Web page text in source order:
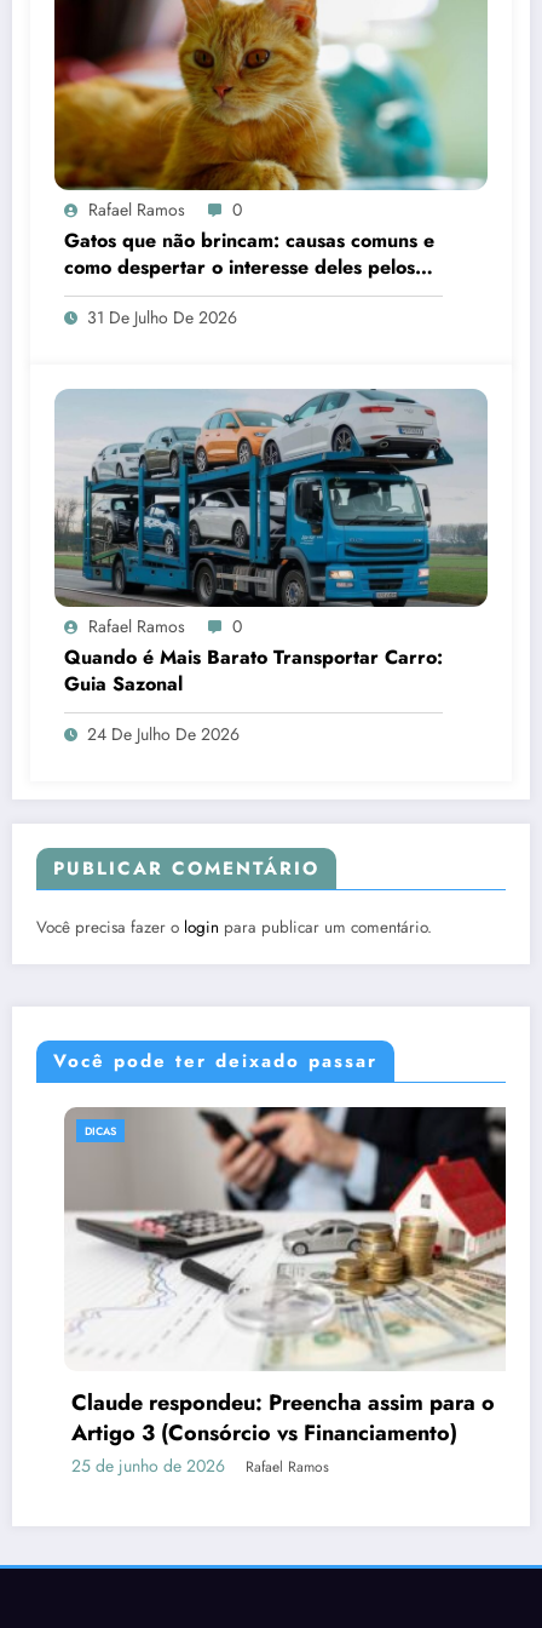
Rafael Ramos 0
Gatos que não brincam: causas comuns e
como despertar o interesse deles pelos
brinquedos
31 De Julho De 2026
Rafael Ramos 0
Quando é Mais Barato Transportar Carro:
Guia Sazonal
24 De Julho De 2026
PUBLICAR COMENTÁRIO
Você precisa fazer o login para publicar um comentário.
Você pode ter deixado passar
assim para o
Financiamento)
DICAS
Por que o marketing
fortes